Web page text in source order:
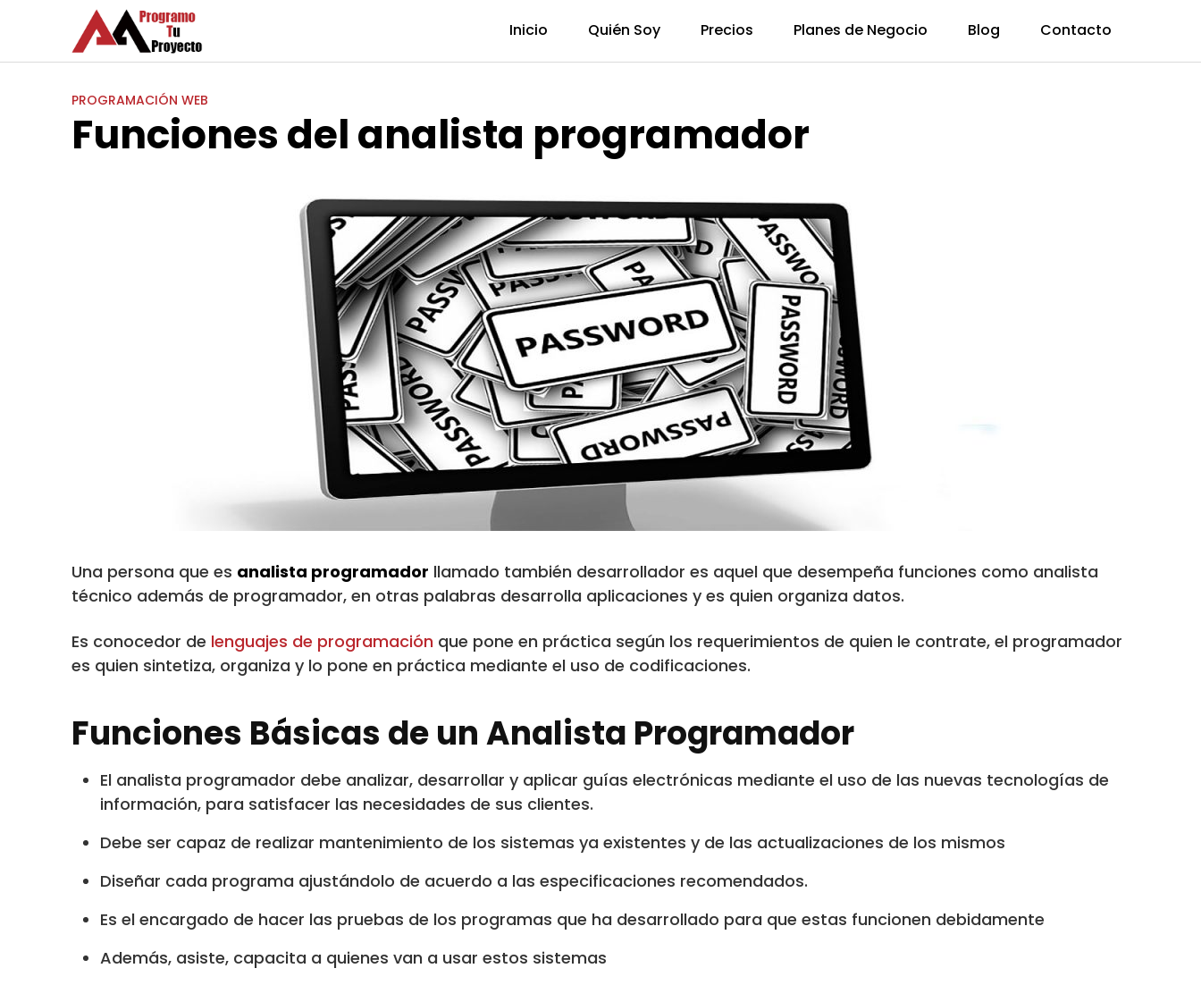
contenido
Inicio Quién Soy Precios Planes de Negocio Blog Contacto
PROGRAMACIÓN WEB
Funciones del analista programador
Una persona que es analista programador llamado también desarrollador es aquel que desempeña funciones como analista
técnico además de programador, en otras palabras desarrolla aplicaciones y es quien organiza datos.
Es conocedor de lenguajes de programación que pone en práctica según los requerimientos de quien le contrate, el programador
es quien sintetiza, organiza y lo pone en práctica mediante el uso de codificaciones.
Funciones Básicas de un Analista Programador
El analista programador debe analizar, desarrollar y aplicar guías electrónicas mediante el uso de las nuevas tecnologías de
información, para satisfacer las necesidades de sus clientes.
Debe ser capaz de realizar mantenimiento de los sistemas ya existentes y de las actualizaciones de los mismos
Diseñar cada programa ajustándolo de acuerdo a las especificaciones recomendados.
Es el encargado de hacer las pruebas de los programas que ha desarrollado para que estas funcionen debidamente
Además, asiste, capacita a quienes van a usar estos sistemas